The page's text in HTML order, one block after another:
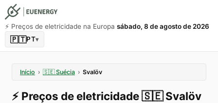
⚡️ Preços de eletricidade na Europa sábado, 8 de agosto de 2026
🇵🇹PT▾
Início › 🇸🇪 Suécia › Svalöv
⚡️ Preços de eletricidade🇸🇪 Svalöv